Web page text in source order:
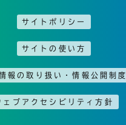
サイトポリシー
サイトの使い方
報の取り扱い・情報公開制度
ェブアクセシビリティ方針